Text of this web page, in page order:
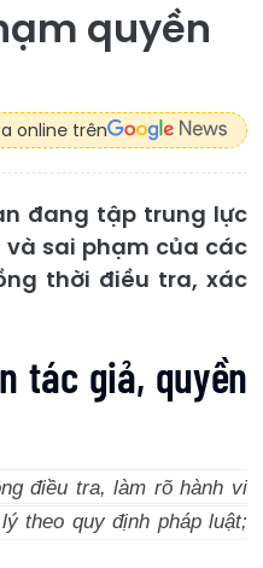
quyền
online trên
đang tập trung lực
sai phạm của các
thời điều tra, xác
tác giả, quyền
điều tra, làm rõ hành vi
theo quy định pháp luật;